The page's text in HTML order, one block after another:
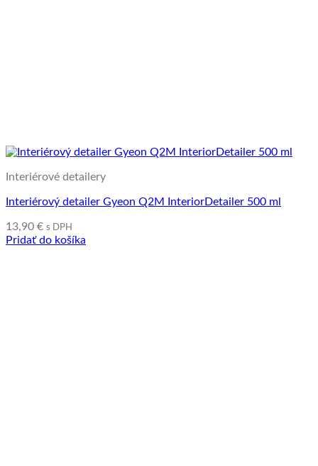
Interiérové detailery
Interiérový detailer Gyeon Q2M InteriorDetailer 500 ml
13,90 € s DPH
Pridať do košíka